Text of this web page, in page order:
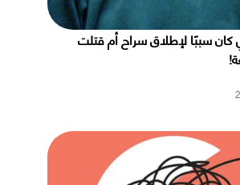
سببًا لإطلاق سراح أم قتلت